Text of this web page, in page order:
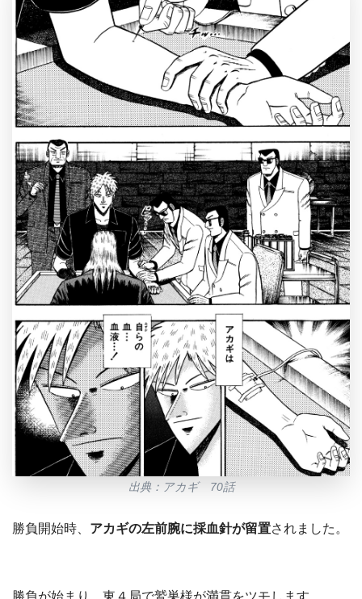
出典：アカギ 70話
勝負開始時、 アカギの左前腕に採血針が留置されました。
勝負が始まり、東４局で鷲巣様が満貫をツモします。